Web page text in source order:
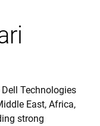
Technologies
East, Africa,
strong